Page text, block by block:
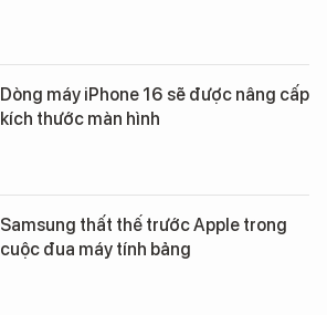
Dòng máy iPhone 16 sẽ được nâng cấp
kích thước màn hình
Samsung thất thế trước Apple trong
cuộc đua máy tính bảng